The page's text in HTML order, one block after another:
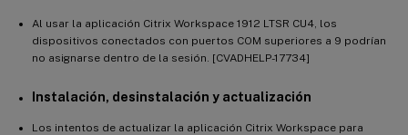
Al usar la aplicación Citrix Workspace 1912 LTSR CU4, los
dispositivos conectados con puertos COM superiores a 9 podrían
no asignarse dentro de la sesión. [CVADHELP-17734]
Instalación, desinstalación y actualización
Los intentos de actualizar la aplicación Citrix Workspace para